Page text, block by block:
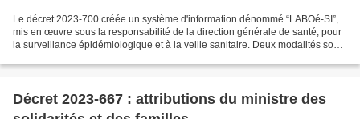
Le décret 2023-700 créée un système d'information dénommé “LABOé-SI”,
mis en œuvre sous la responsabilité de la direction générale de santé, pour
la surveillance épidémiologique et à la veille sanitaire. Deux modalités sont
Décret 2023-667 : attributions du ministre des